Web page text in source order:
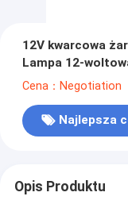
12V kwarcowa
Lampa 12-
z dwoma zębami
Cena：Negotiation
Najlepsza
Opis Produktu